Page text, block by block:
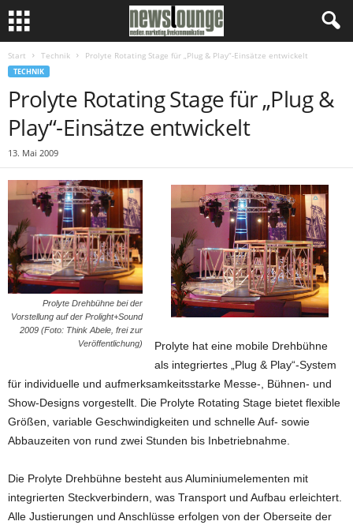
Start Technik Prolyte Rotating Stage für „Plug & Play“-Einsätze entwickelt
TECHNIK
Prolyte Rotating Stage für „Plug &
Play“-Einsätze entwickelt
13. Mai 2009
Prolyte Drehbühne bei der
Vorstellung auf der Prolight+Sound
2009 (Foto: Think Abele, frei zur
Veröffentlichung)
Prolyte hat eine mobile Drehbühne
als integriertes „Plug & Play“-System
für individuelle und aufmerksamkeitsstarke Messe-, Bühnen- und
Show-Designs vorgestellt. Die Prolyte Rotating Stage bietet flexible
Größen, variable Geschwindigkeiten und schnelle Auf- sowie
Abbauzeiten von rund zwei Stunden bis Inbetriebnahme.
Die Prolyte Drehbühne besteht aus Aluminiumelementen mit
integrierten Steckverbindern, was Transport und Aufbau erleichtert.
Alle Justierungen und Anschlüsse erfolgen von der Oberseite der